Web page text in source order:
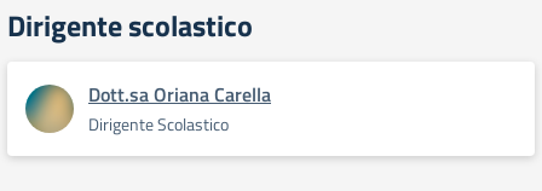
Dirigente scolastico
Dott.sa Oriana Carella
Dirigente Scolastico